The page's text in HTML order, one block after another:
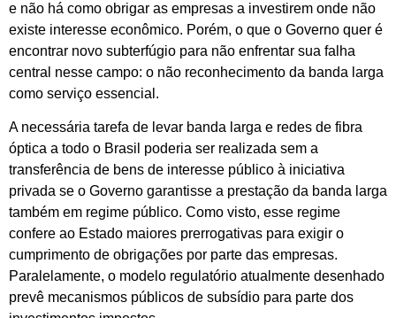
e não há como obrigar as empresas a investirem onde não
existe interesse econômico. Porém, o que o Governo quer é
encontrar novo subterfúgio para não enfrentar sua falha
central nesse campo: o não reconhecimento da banda larga
como serviço essencial.
A necessária tarefa de levar banda larga e redes de fibra
óptica a todo o Brasil poderia ser realizada sem a
transferência de bens de interesse público à iniciativa
privada se o Governo garantisse a prestação da banda larga
também em regime público. Como visto, esse regime
confere ao Estado maiores prerrogativas para exigir o
cumprimento de obrigações por parte das empresas.
Paralelamente, o modelo regulatório atualmente desenhado
prevê mecanismos públicos de subsídio para parte dos